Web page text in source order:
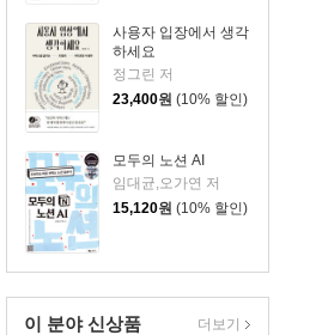
사용자 입장에서 생각
하세요
정그린 저
23,400원 (10% 할인)
모두의 노션 AI
임대균,오가연 저
15,120원 (10% 할인)
이 분야 신상품 더보기